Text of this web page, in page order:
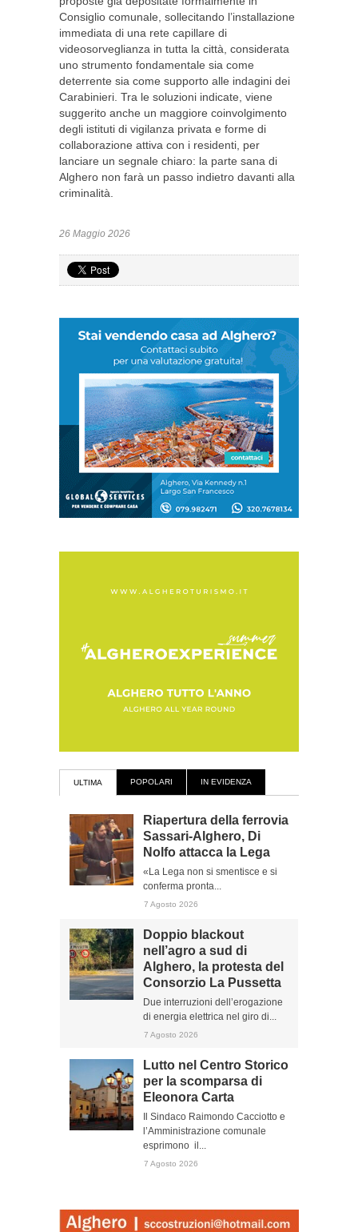
Consiglio comunale, sollecitando l’installazione
immediata di una rete capillare di
videosorveglianza in tutta la città, considerata
uno strumento fondamentale sia come
deterrente sia come supporto alle indagini dei
Carabinieri. Tra le soluzioni indicate, viene
suggerito anche un maggiore coinvolgimento
degli istituti di vigilanza privata e forme di
collaborazione attiva con i residenti, per
lanciare un segnale chiaro: la parte sana di
Alghero non farà un passo indietro davanti alla
criminalità.
26 Maggio 2026
ULTIMA POPOLARI IN EVIDENZA
Riapertura della ferrovia
Sassari-Alghero, Di
Nolfo attacca la Lega
«La Lega non si smentisce e si
conferma pronta...
7 Agosto 2026
Doppio blackout
nell’agro a sud di
Alghero, la protesta del
Consorzio La Pussetta
Due interruzioni dell’erogazione
di energia elettrica nel giro di...
7 Agosto 2026
Lutto nel Centro Storico
per la scomparsa di
Eleonora Carta
Il Sindaco Raimondo Cacciotto e
l’Amministrazione comunale
esprimono il...
7 Agosto 2026